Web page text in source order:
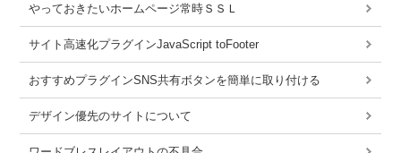
やっておきたいホームページ常時ＳＳＬ
サイト高速化プラグインJavaScript toFooter
おすすめプラグインSNS共有ボタンを簡単に取り付ける
デザイン優先のサイトについて